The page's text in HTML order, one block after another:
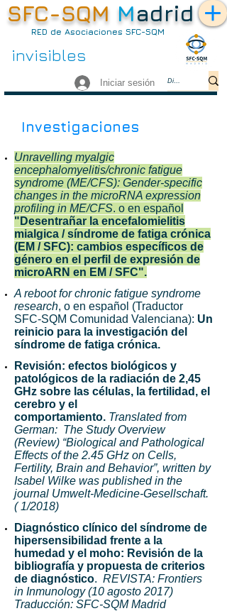
SFC-SQM Madrid
invisibles
RED de Asociaciones SFC-SQM
Iniciar sesión
Investigaciones
Unravelling myalgic
encephalomyelitis/chronic fatigue
syndrome (ME/CFS): Gender-specific
changes in the microRNA expression
profiling in ME/CFS. o en español
"Desentrañar la encefalomielitis
mialgica / síndrome de fatiga crónica
(EM / SFC): cambios específicos de
género en el perfil de expresión de
microARN en EM / SFC".
A reboot for chronic fatigue syndrome
research, o en español (Traductor
SFC-SQM Comunidad Valenciana): Un
reinicio para la investigación del
síndrome de fatiga crónica.
Revisión: efectos biológicos y
patológicos de la radiación de 2,45
GHz sobre las células, la fertilidad, el
cerebro y el
comportamiento. Translated from
German: The Study Overview
(Review) “Biological and Pathological
Effects of the 2.45 GHz on Cells,
Fertility, Brain and Behavior”, written by
Isabel Wilke was published in the
journal Umwelt-Medicine-Gesellschaft.
( 1/2018)
Diagnóstico clínico del síndrome de
hipersensibilidad frente a la
humedad y el moho: Revisión de la
bibliografía y propuesta de criterios
de diagnóstico. REVISTA: Frontiers
in Inmunology (10 agosto 2017)
Traducción: SFC-SQM Madrid